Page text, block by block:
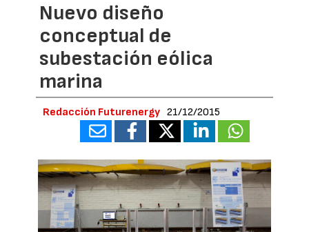
Nuevo diseño
conceptual de
subestación eólica
marina
Redacción Futurenergy 21/12/2015